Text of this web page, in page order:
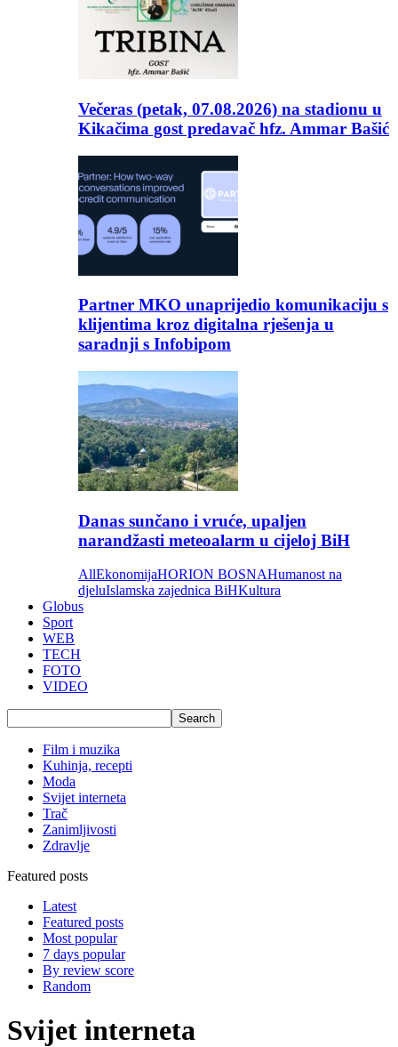
Večeras (petak, 07.08.2026) na stadionu u
Kikačima gost predavač hfz. Ammar Bašić
Partner MKO unaprijedio komunikaciju s
klijentima kroz digitalna rješenja u
saradnji s Infobipom
Danas sunčano i vruće, upaljen
narandžasti meteoalarm u cijeloj BiH
AllEkonomijaHORION BOSNAHumanost na
djeluIslamska zajednica BiHKultura
Globus
Sport
WEB
TECH
FOTO
VIDEO
Film i muzika
Kuhinja, recepti
Moda
Svijet interneta
Trač
Zanimljivosti
Zdravlje
Featured posts
Latest
Featured posts
Most popular
7 days popular
By review score
Random
Svijet interneta